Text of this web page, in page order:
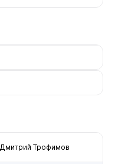
Дмитрий Трофимов